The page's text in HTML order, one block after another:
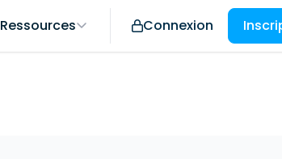
Ressources Connexion